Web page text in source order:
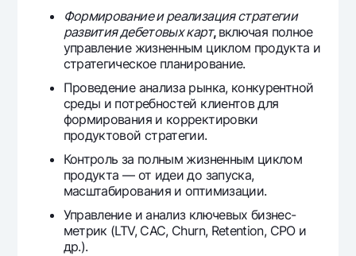
Следите за нами в соцсетях
Контакт-центр
+998 78 148-00-101344
Формирование и реализация стратегии
развития дебетовых карт, включая полное
управление жизненным циклом продукта и
стратегическое планирование.
Проведение анализа рынка, конкурентной
среды и потребностей клиентов для
формирования и корректировки
продуктовой стратегии.
Контроль за полным жизненным циклом
продукта — от идеи до запуска,
масштабирования и оптимизации.
Управление и анализ ключевых бизнес-
метрик (LTV, CAC, Churn, Retention, CPO и
др.).